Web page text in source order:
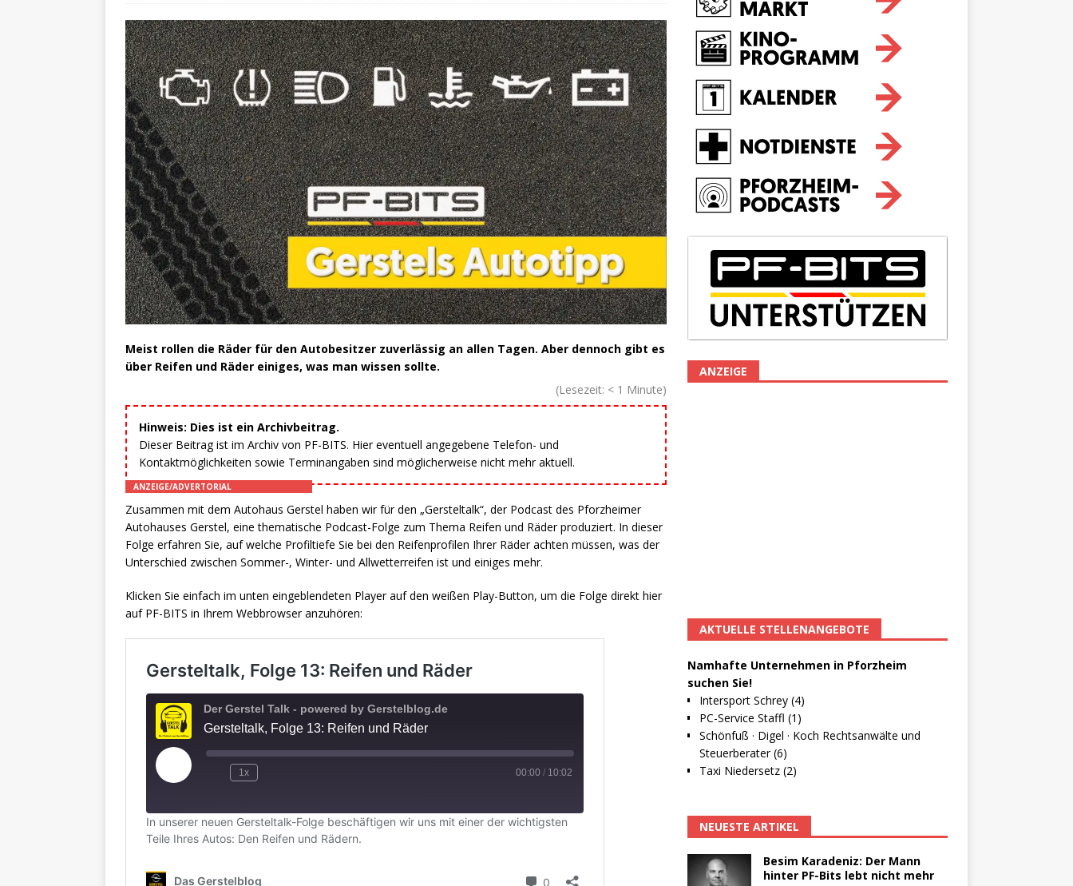
Meist rollen die Räder für den Autobesitzer zuverlässig an allen Tagen. Aber dennoch gibt es
über Reifen und Räder einiges, was man wissen sollte.
(Lesezeit: < 1 Minute)
Hinweis: Dies ist ein Archivbeitrag.
Dieser Beitrag ist im Archiv von PF-BITS. Hier eventuell angegebene Telefon- und
Kontaktmöglichkeiten sowie Terminangaben sind möglicherweise nicht mehr aktuell.
ANZEIGE/ADVERTORIAL
Zusammen mit dem Autohaus Gerstel haben wir für den „Gersteltalk“, der Podcast des Pforzheimer
Autohauses Gerstel, eine thematische Podcast-Folge zum Thema Reifen und Räder produziert. In dieser
Folge erfahren Sie, auf welche Profiltiefe Sie bei den Reifenprofilen Ihrer Räder achten müssen, was der
Unterschied zwischen Sommer-, Winter- und Allwetterreifen ist und einiges mehr.
Klicken Sie einfach im unten eingeblendeten Player auf den weißen Play-Button, um die Folge direkt hier
auf PF-BITS in Ihrem Webbrowser anzuhören:
ANZEIGE
AKTUELLE STELLENANGEBOTE
Namhafte Unternehmen in Pforzheim
suchen Sie!
Intersport Schrey (4)
PC-Service Staffl (1)
Schönfuß · Digel · Koch Rechtsanwälte und
Steuerberater (6)
Taxi Niedersetz (2)
NEUESTE ARTIKEL
Besim Karadeniz: Der Mann
hinter PF-Bits lebt nicht mehr